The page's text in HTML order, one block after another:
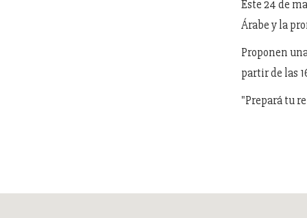
Este 24 de
Árabe y la
Proponen
partir de las
"Prepará tu